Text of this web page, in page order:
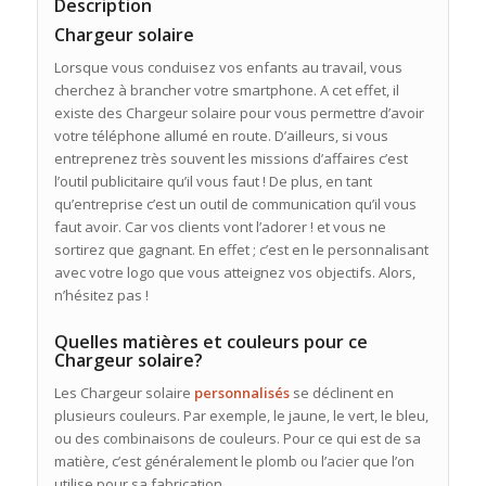
Description
Chargeur solaire
Lorsque vous conduisez vos enfants au travail, vous
cherchez à brancher votre smartphone. A cet effet, il
existe des Chargeur solaire pour vous permettre d’avoir
votre téléphone allumé en route. D’ailleurs, si vous
entreprenez très souvent les missions d’affaires c’est
l’outil publicitaire qu’il vous faut ! De plus, en tant
qu’entreprise c’est un outil de communication qu’il vous
faut avoir. Car vos clients vont l’adorer ! et vous ne
sortirez que gagnant. En effet ; c’est en le personnalisant
avec votre logo que vous atteignez vos objectifs. Alors,
n’hésitez pas !
Quelles matières et couleurs pour ce
Chargeur solaire?
Les Chargeur solaire personnalisésse déclinent en
plusieurs couleurs. Par exemple, le jaune, le vert, le bleu,
ou des combinaisons de couleurs. Pour ce qui est de sa
matière, c’est généralement le plomb ou l’acier que l’on